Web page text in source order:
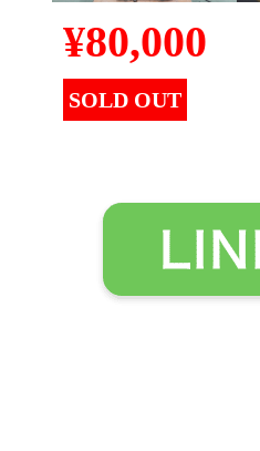
¥80,000
SOLD OUT